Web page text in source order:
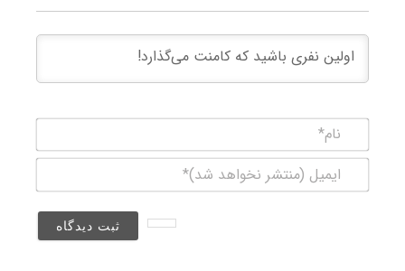
(منتشر